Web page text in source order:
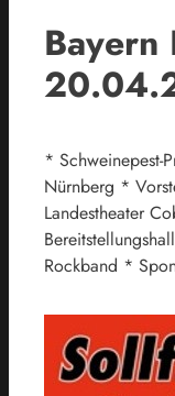
Bayern
* Schweinepest-
Nürnberg *
Landestheater
Rockband *